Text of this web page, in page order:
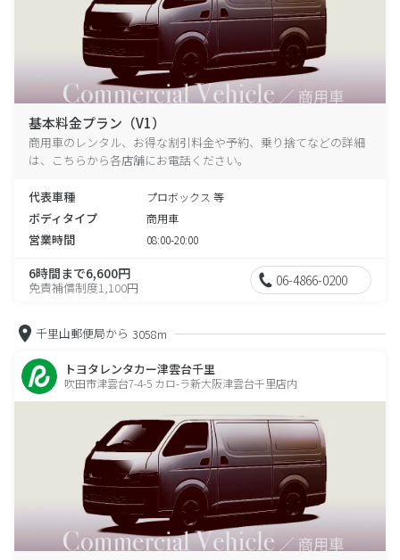
基本料金プラン（V1）
商用車のレンタル、お得な割引料金や予約、乗り捨てなどの詳細
は、こちらから各店舗にお電話ください。
代表車種 プロボックス 等
ボディタイプ 商用車
営業時間 08:00-20:00
6時間まで6,600円
免責補償制度1,100円 06-4866-0200
千里山郵便局から 3058m
トヨタレンタカー津雲台千里
吹田市津雲台7-4-5 カロ-ラ新大阪津雲台千里店内